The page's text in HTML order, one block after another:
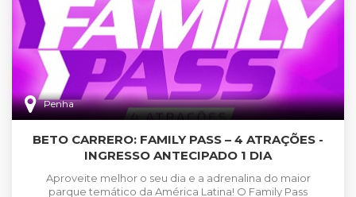
Penha
BETO CARRERO: FAMILY PASS – 4 ATRAÇÕES -
INGRESSO ANTECIPADO 1 DIA
Aproveite melhor o seu dia e a adrenalina do maior
parque temático da América Latina! O Family Pass